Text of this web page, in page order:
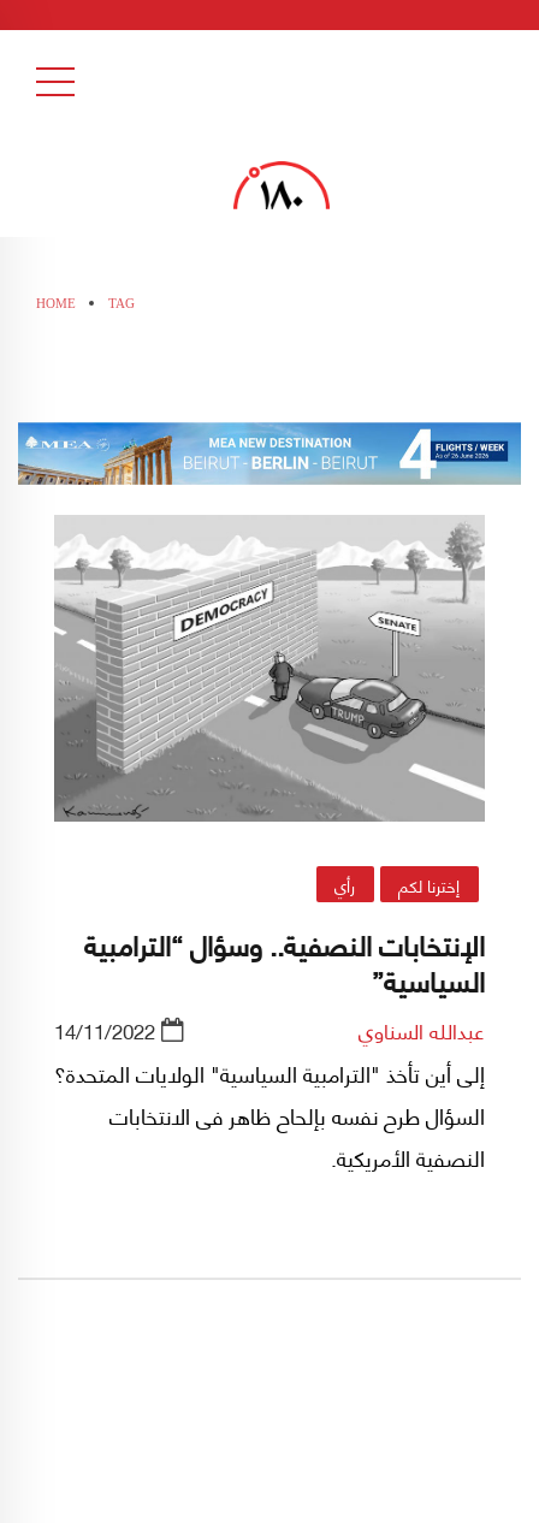
HOME TAG
إخترنا لكم رأي
الإنتخابات النصفية.. وسؤال “الترامبية
السياسية”
عبدالله السناوي 14/11/2022
إلى أين تأخذ "الترامبية السياسية" الولايات المتحدة؟
السؤال طرح نفسه بإلحاح ظاهر فى الانتخابات
النصفية الأمريكية.